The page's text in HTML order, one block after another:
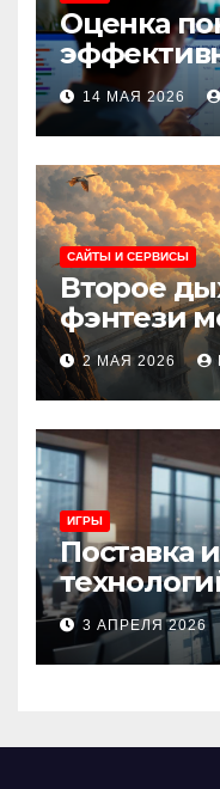
Оценка
при
касания
14 МАЯ 2026
САЙТЫ И СЕРВИСЫ
Второе
фэнтези
культуру
2 МАЯ 2026
ИГРЫ
Поставка
3 АПРЕЛЯ 2026